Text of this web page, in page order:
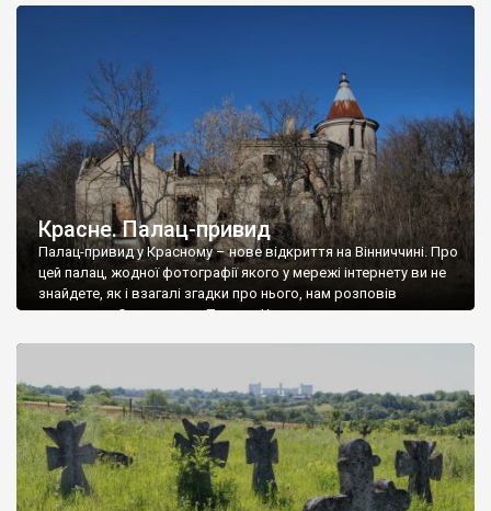
Красне. Палац-привид
Палац-привид у Красному – нове відкриття на Вінниччині. Про
цей палац, жодної фотографії якого у мережі інтернету ви не
знайдете, як і взагалі згадки про нього, нам розповів
мешканець Самгородка. Палац у Красному вразив не лише